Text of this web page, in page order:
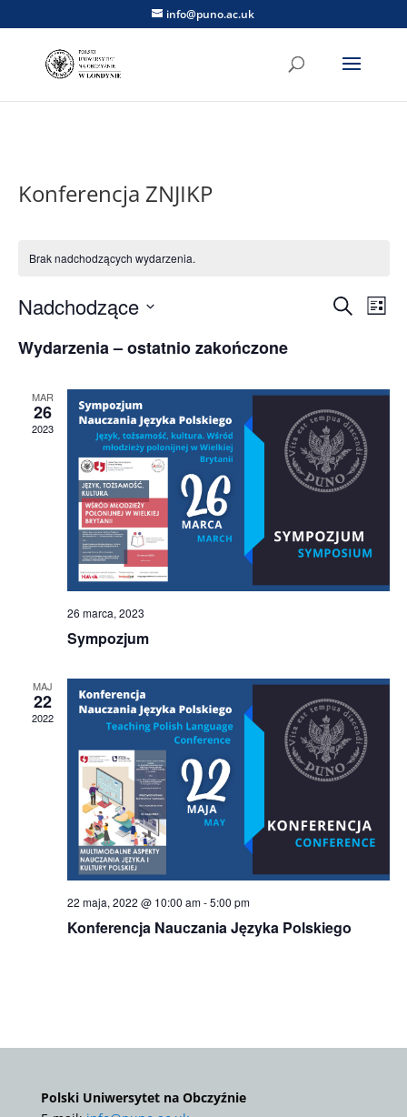
info@puno.ac.uk
Konferencja ZNJIKP
Brak nadchodzących wydarzenia.
i
SzukajLista
Nadchodzące
datę.
Wydarzenia – ostatnio zakończone
MAR
26
2023
26 marca, 2023
Sympozjum
MAJ
22
2022
22 maja, 2022 @ 10:00 am-5:00 pm
Konferencja Nauczania Języka Polskiego
Polski Uniwersytet na Obczyźnie